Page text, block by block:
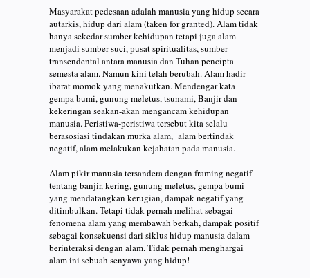
Masyarakat pedesaan adalah manusia yang hidup secara
autarkis, hidup dari alam (taken for granted). Alam tidak
hanya sekedar sumber kehidupan tetapi juga alam
menjadi sumber suci, pusat spiritualitas, sumber
transendental antara manusia dan Tuhan pencipta
semesta alam. Namun kini telah berubah. Alam hadir
ibarat momok yang menakutkan. Mendengar kata
gempa bumi, gunung meletus, tsunami, Banjir dan
kekeringan seakan-akan mengancam kehidupan
manusia. Peristiwa-peristiwa tersebut kita selalu
berasosiasi tindakan murka alam, alam bertindak
negatif, alam melakukan kejahatan pada manusia.
Alam pikir manusia tersandera dengan framing negatif
tentang banjir, kering, gunung meletus, gempa bumi
yang mendatangkan kerugian, dampak negatif yang
ditimbulkan. Tetapi tidak pernah melihat sebagai
fenomena alam yang membawah berkah, dampak positif
sebagai konsekuensi dari siklus hidup manusia dalam
berinteraksi dengan alam. Tidak pernah menghargai
alam ini sebuah senyawa yang hidup!